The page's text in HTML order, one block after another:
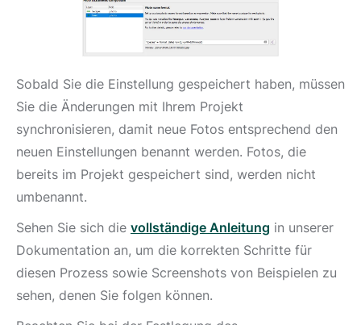
Sobald Sie die Einstellung gespeichert haben, müssen
Sie die Änderungen mit Ihrem Projekt
synchronisieren, damit neue Fotos entsprechend den
neuen Einstellungen benannt werden. Fotos, die
bereits im Projekt gespeichert sind, werden nicht
umbenannt.
Sehen Sie sich die vollständige Anleitung in unserer
Dokumentation an, um die korrekten Schritte für
diesen Prozess sowie Screenshots von Beispielen zu
sehen, denen Sie folgen können.